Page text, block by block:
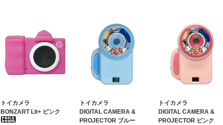
トイカメラ
BONZART Lit+ ピンク
トイカメラ
DIGITAL CAMERA &
PROJECTOR ブルー
トイカメラ
DIGITAL CAMERA &
PROJECTOR ピンク